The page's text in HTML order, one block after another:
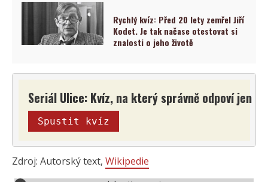
Rychlý kvíz: Před 20 lety zemřel Jiří
Kodet. Je tak načase otestovat si
znalosti o jeho životě
Seriál Ulice: Kvíz, na který správně odpoví jen
Spustit kvíz
Zdroj: Autorský text, Wikipedie